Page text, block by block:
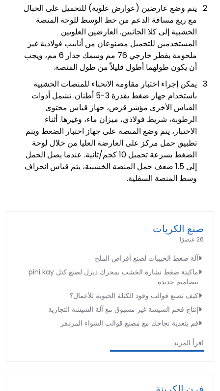
يتم وضع عارضين (عوارض علوية) للتحميل على الحبال
مع ربع مسافة الدعم من خط الوسط للوحة المنصة
الخشبية إلى كلا الجانبين. العارضين العلويين
المستخدمين للتحميل مصنوعان من أنابيب فولاذية غير
ملحومة بقطر خارجي 76 مم وسمك جدار 6 مم، ويجب
أن يكون طولهما أطول قليلاً من طول المنصة.
يمكن إجراء اختبار مقاومة الانحناء للمنصات الخشبية
باستخدام جهاز ضغط بقدرة 3-5 أطنان. تشمل أدوات
القياس الأخرى مؤشر قرص، جهاز قياس محتوى
الرطوبة، شريط فولاذي، ميزان ماء، وغيرها. أثناء
الاختبار، يتم وضع المنصة على جهاز اختبار الضغط ويتم
تطبيق حمل مركز على العارضة العليا من خلال لوحة
الضغط بسرعة تحميل 10 كجم/ثانية. عندما يصل الحمل
إلى 1.5 ضعف حمل المنصة الخشبية، يتم قياس انحراف
وسط المنصة السفلية.
صنع الكريات
26 عنصرًا
آلة ضغط الحبيبات لصنع أقراص الملح
ماكينة ضغط نشارة الخشب بمحرك ديزل لصنع كتل pini kay
بتصاميم جديدة
كيف تصنع قوالب وقود الكتلة الحيوية للأعمال؟
إنتاج فحم الشيشة غير مسبوق مع آلة الشيشة التجارية
قم بتغذية نجاحك مع مصنع قوالب الشواء المزدهر
اقرأ المزيد